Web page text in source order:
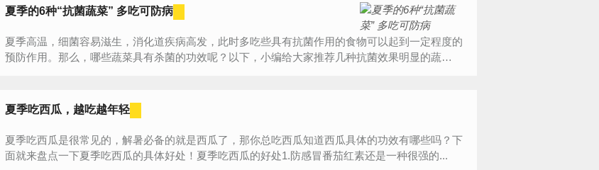
夏季的6种“抗菌蔬菜” 多吃可防病
夏季高温，细菌容易滋生，消化道疾病高发，此时多吃些具有抗菌作用的食物可以起到一定程度的
预防作用。那么，哪些蔬菜具有杀菌的功效呢？以下，小编给大家推荐几种抗菌效果明显的蔬
夏季吃西瓜，越吃越年轻
夏季吃西瓜是很常见的，解暑必备的就是西瓜了，那你总吃西瓜知道西瓜具体的功效有哪些吗？下
面就来盘点一下夏季吃西瓜的具体好处！夏季吃西瓜的好处1.防感冒番茄红素还是一种很强的...